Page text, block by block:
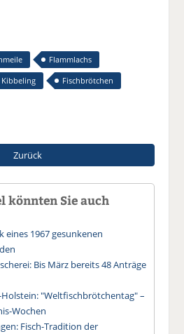
Flammlachs
Kibbeling
Fischbrötchen
Zurück
könnten Sie auch
eines 1967 gesunkenen
Bis März bereits 48 Anträge
Holstein: "Weltfischbrötchentag" –
Wochen
Fisch-Tradition der